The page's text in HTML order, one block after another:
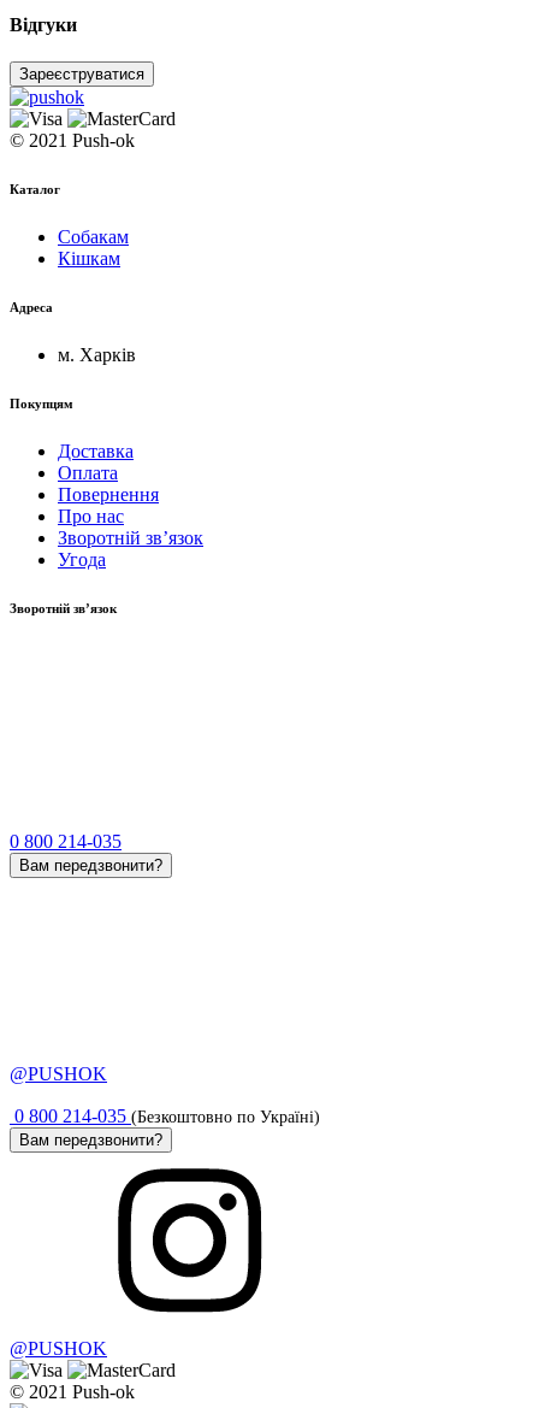
Відгуки
Зареєструватися
© 2021 Push-ok
Каталог
Собакам
Кішкам
Адреса
м. Харків
Покупцям
Доставка
Оплата
Повернення
Про нас
Зворотній зв’язок
Угода
Зворотній зв’язок
0 800 214-035
Вам передзвонити?
@PUSHOK
0 800 214-035 (Безкоштовно по Україні)
Вам передзвонити?
@PUSHOK
© 2021 Push-ok